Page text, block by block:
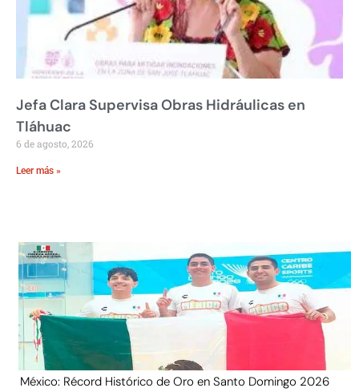
Jefa Clara Supervisa Obras Hidráulicas en
Tláhuac
6 de agosto, 2026
Leer más »
México: Récord Histórico de Oro en Santo Domingo 2026